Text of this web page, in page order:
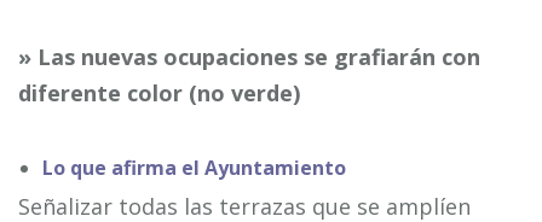
» Las nuevas ocupaciones se grafiarán con
diferente color (no verde)
Lo que afirma el Ayuntamiento
Señalizar todas las terrazas que se amplíen